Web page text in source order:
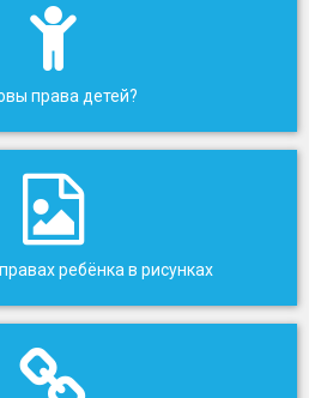
права детей?
ребёнка в рисунках